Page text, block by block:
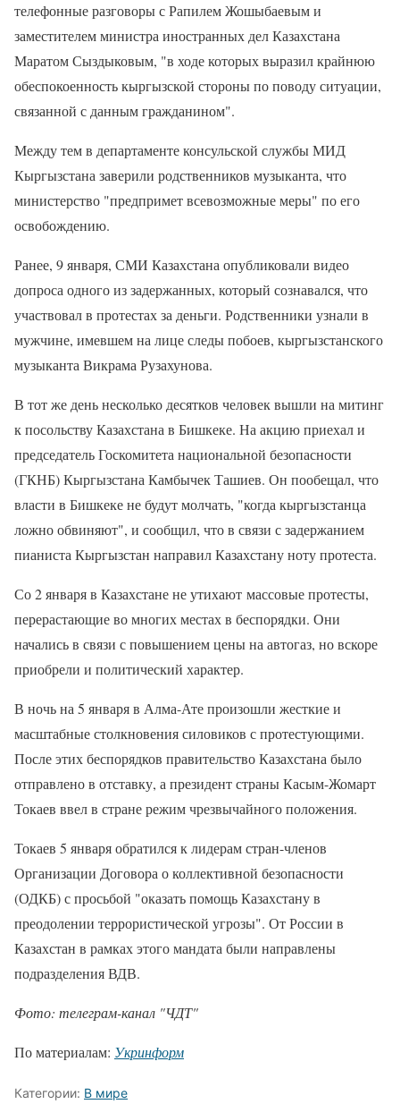
телефонные разговоры с Рапилем Жошыбаевым и
заместителем министра иностранных дел Казахстана
Маратом Сыздыковым, "в ходе которых выразил крайнюю
обеспокоенность кыргызской стороны по поводу ситуации,
связанной с данным гражданином".
Между тем в департаменте консульской службы МИД
Кыргызстана заверили родственников музыканта, что
министерство "предпримет всевозможные меры" по его
освобождению.
Ранее, 9 января, СМИ Казахстана опубликовали видео
допроса одного из задержанных, который сознавался, что
участвовал в протестах за деньги. Родственники узнали в
мужчине, имевшем на лице следы побоев, кыргызстанского
музыканта Викрама Рузахунова.
В тот же день несколько десятков человек вышли на митинг
к посольству Казахстана в Бишкеке. На акцию приехал и
председатель Госкомитета национальной безопасности
(ГКНБ) Кыргызстана Камбычек Ташиев. Он пообещал, что
власти в Бишкеке не будут молчать, "когда кыргызстанца
ложно обвиняют", и сообщил, что в связи с задержанием
пианиста Кыргызстан направил Казахстану ноту протеста.
Со 2 января в Казахстане не утихают массовые протесты,
перерастающие во многих местах в беспорядки. Они
начались в связи с повышением цены на автогаз, но вскоре
приобрели и политический характер.
В ночь на 5 января в Алма-Ате произошли жесткие и
масштабные столкновения силовиков с протестующими.
После этих беспорядков правительство Казахстана было
отправлено в отставку, а президент страны Касым-Жомарт
Токаев ввел в стране режим чрезвычайного положения.
Токаев 5 января обратился к лидерам стран-членов
Организации Договора о коллективной безопасности
(ОДКБ) с просьбой "оказать помощь Казахстану в
преодолении террористической угрозы". От России в
Казахстан в рамках этого мандата были направлены
подразделения ВДВ.
Фото: телеграм-канал "ЧДТ"
По материалам: Укринформ
Категории: В мире